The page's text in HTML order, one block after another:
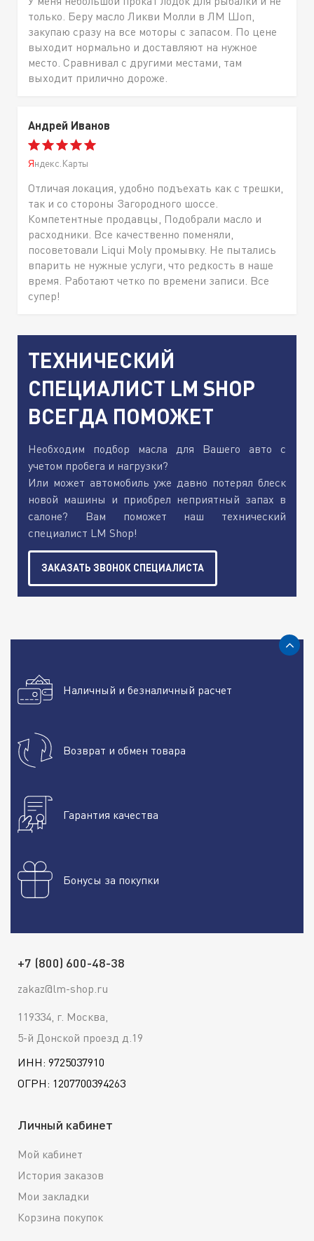
только. Беру масло Ликви Молли в ЛМ Шоп,
закупаю сразу на все моторы с запасом. По цене
выходит нормально и доставляют на нужное
место. Сравнивал с другими местами, там
выходит прилично дороже.
Андрей Иванов
Яндекс.Карты
Отличая локация, удобно подъехать как с трешки,
так и со стороны Загородного шоссе.
Компетентные продавцы, Подобрали масло и
расходники. Все качественно поменяли,
посоветовали Liqui Moly промывку. Не пытались
впарить не нужные услуги, что редкость в наше
время. Работают четко по времени записи. Все
супер!
ТЕХНИЧЕСКИЙ
СПЕЦИАЛИСТ LM SHOP
ВСЕГДА ПОМОЖЕТ
Необходим подбор масла для Вашего авто с
учетом пробега и нагрузки?
Или может автомобиль уже давно потерял блеск
новой машины и приобрел неприятный запах в
салоне? Вам поможет наш технический
специалист LM Shop!
ЗАКАЗАТЬ ЗВОНОК СПЕЦИАЛИСТА
Наличный и безналичный расчет
Возврат и обмен товара
Гарантия качества
Бонусы за покупки
+7 (800) 600-48-38
zakaz@lm-shop.ru
119334, г. Москва,
5-й Донской проезд д.19
ИНН: 9725037910
ОГРН: 1207700394263
Личный кабинет
Мой кабинет
История заказов
Мои закладки
Корзина покупок